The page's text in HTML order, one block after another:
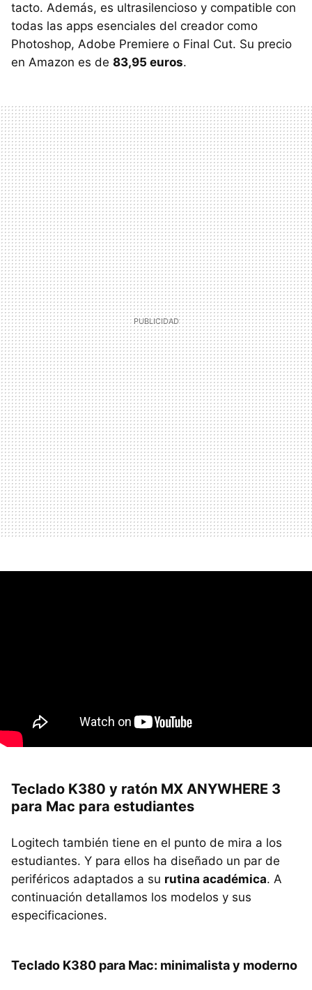
tacto. Además, es ultrasilencioso y compatible con
todas las apps esenciales del creador como
Photoshop, Adobe Premiere o Final Cut. Su precio
en Amazon es de 83,95 euros.
Teclado K380 y ratón MX ANYWHERE 3
para Mac para estudiantes
Logitech también tiene en el punto de mira a los
estudiantes. Y para ellos ha diseñado un par de
periféricos adaptados a su rutina académica. A
continuación detallamos los modelos y sus
especificaciones.
Teclado K380 para Mac: minimalista y moderno